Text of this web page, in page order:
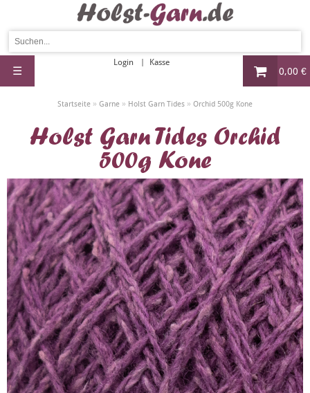
0,00 €
Login Kasse
☰
Startseite » Garne » Holst Garn Tides » Orchid 500g Kone
Holst Garn Tides Orchid
500g Kone